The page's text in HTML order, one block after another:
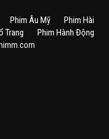
Phim Âu Mỹ
Phim Hài
Trang Phim Hành Động